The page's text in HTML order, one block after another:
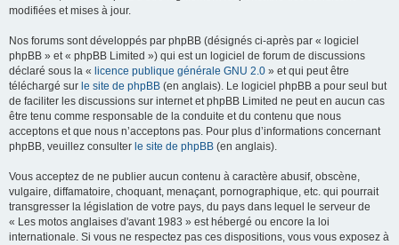
modifiées et mises à jour.
Nos forums sont développés par phpBB (désignés ci-après par « logiciel
phpBB » et « phpBB Limited ») qui est un logiciel de forum de discussions
déclaré sous la « licence publique générale GNU 2.0 » et qui peut être
téléchargé sur le site de phpBB (en anglais). Le logiciel phpBB a pour seul but
de faciliter les discussions sur internet et phpBB Limited ne peut en aucun cas
être tenu comme responsable de la conduite et du contenu que nous
acceptons et que nous n’acceptons pas. Pour plus d’informations concernant
phpBB, veuillez consulter le site de phpBB (en anglais).
Vous acceptez de ne publier aucun contenu à caractère abusif, obscène,
vulgaire, diffamatoire, choquant, menaçant, pornographique, etc. qui pourrait
transgresser la législation de votre pays, du pays dans lequel le serveur de
« Les motos anglaises d'avant 1983 » est hébergé ou encore la loi
internationale. Si vous ne respectez pas ces dispositions, vous vous exposez à